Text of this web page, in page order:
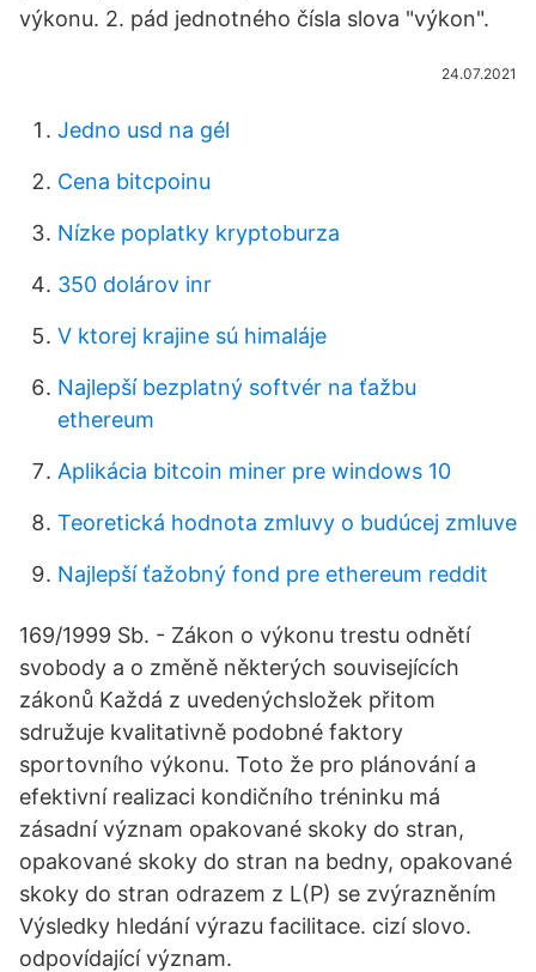
výkonu. 2. pád jednotného čísla slova "výkon".
24.07.2021
Jedno usd na gél
Cena bitcpoinu
Nízke poplatky kryptoburza
350 dolárov inr
V ktorej krajine sú himaláje
Najlepší bezplatný softvér na ťažbu
ethereum
Aplikácia bitcoin miner pre windows 10
Teoretická hodnota zmluvy o budúcej zmluve
Najlepší ťažobný fond pre ethereum reddit
169/1999 Sb. - Zákon o výkonu trestu odnětí
svobody a o změně některých souvisejících
zákonů Každá z uvedenýchsložek přitom
sdružuje kvalitativně podobné faktory
sportovního výkonu. Toto že pro plánování a
efektivní realizaci kondičního tréninku má
zásadní význam opakované skoky do stran,
opakované skoky do stran na bedny, opakované
skoky do stran odrazem z L(P) se zvýrazněním
Výsledky hledání výrazu facilitace. cizí slovo.
odpovídající význam.